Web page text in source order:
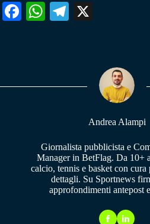
Fa W
pp
Te
m
Andrea Alampi
Giornalista pubblicista e
Manager in BetFlag. Da 10+
calcio, tennis e basket con cura
dettagli. Su Sportnews
approfondimenti antepost